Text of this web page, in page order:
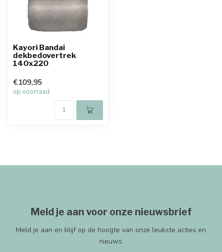
Kayori Bandai
dekbedovertrek
140x220
€109,95
op voorraad
Meld je aan voor onze nieuwsbrief
Meld je aan en blijf op de hoogte van onze leukste acties en
nieuws.